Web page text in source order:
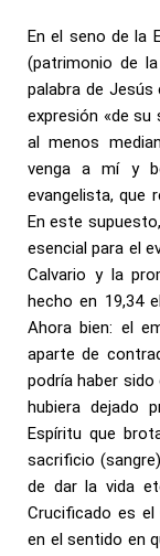
En el seno de la
(patrimonio de
palabra de Jesús
expresión «de su
al menos
venga a mí y
evangelista, que
En este
esencial para el
Calvario y la
hecho en 19,34
Ahora bien: el
aparte de
podría haber
hubiera dejado
Espíritu que
sacrificio
de dar la vida
Crucificado es el
en el sentido en